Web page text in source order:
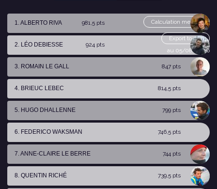
Calculation method
Export to csv
au 05/08/2026
1. ALBERTO RIVA 981,5 pts
2. LÉO DEBIESSE 924 pts
3. ROMAIN LE GALL 847 pts
4. BRIEUC LEBEC 814,5 pts
5. HUGO DHALLENNE 799 pts
6. FEDERICO WAKSMAN 746,5 pts
7. ANNE-CLAIRE LE BERRE 744 pts
8. QUENTIN RICHÉ 739,5 pts